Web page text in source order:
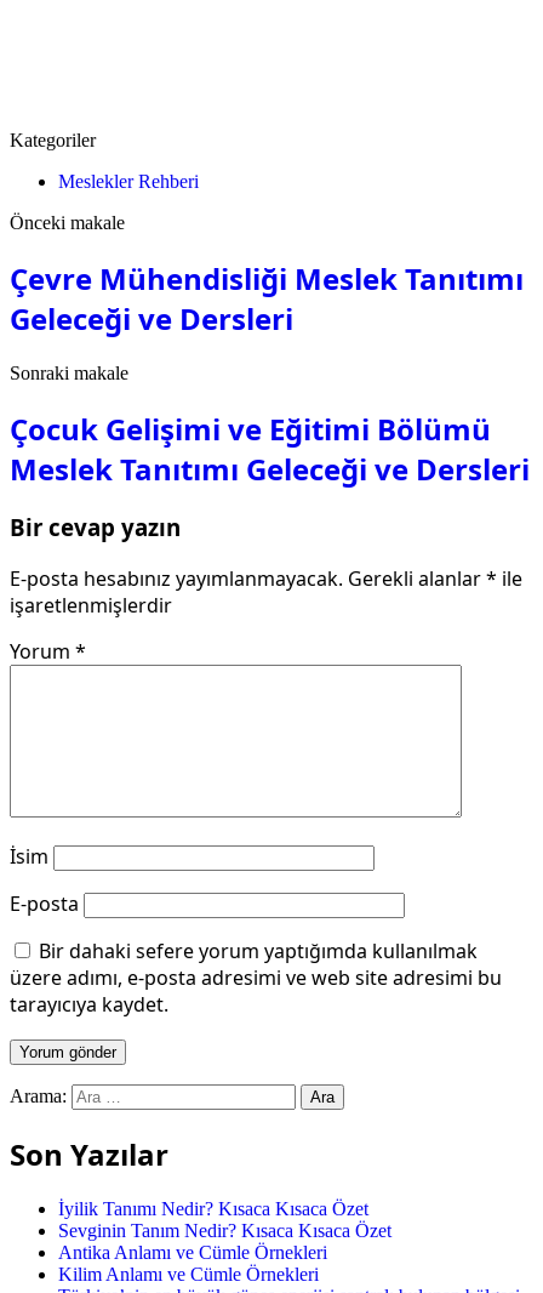
Kategoriler
Meslekler Rehberi
Önceki makale
Çevre Mühendisliği Meslek Tanıtımı
Geleceği ve Dersleri
Sonraki makale
Çocuk Gelişimi ve Eğitimi Bölümü
Meslek Tanıtımı Geleceği ve Dersleri
Bir cevap yazın
E-posta hesabınız yayımlanmayacak. Gerekli alanlar* ile
işaretlenmişlerdir
Yorum *
İsim
E-posta
Bir dahaki sefere yorum yaptığımda kullanılmak
üzere adımı, e-posta adresimi ve web site adresimi bu
tarayıcıya kaydet.
Arama:
Son Yazılar
İyilik Tanımı Nedir? Kısaca Kısaca Özet
Sevginin Tanım Nedir? Kısaca Kısaca Özet
Antika Anlamı ve Cümle Örnekleri
Kilim Anlamı ve Cümle Örnekleri